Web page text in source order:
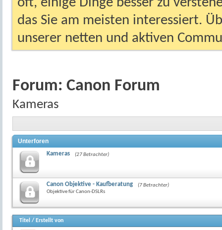
das Sie am meisten interessiert.
unserer netten und aktiven
Forum: Canon Forum
Kameras
Unterforen
Kameras (27 Betrachter)
Canon Objektive - Kaufberatung
(7 Betrachter)
Objektive für Canon-DSLRs
Titel / Erstellt von